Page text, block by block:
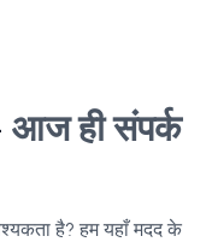
आज ही संपर्क
है? हम यहाँ मदद के